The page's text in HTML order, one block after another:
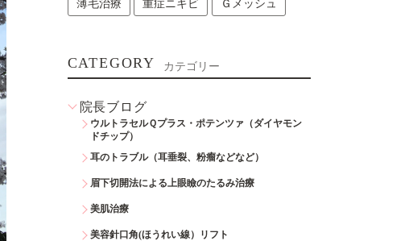
薄毛治療 重症ニキビ Ｇメッシュ
CATEGORY カテゴリー
院長ブログ
ウルトラセルＱプラス・ポテンツァ（ダイヤモン
ドチップ）
耳のトラブル（耳垂裂、粉瘤などなど）
眉下切開法による上眼瞼のたるみ治療
美肌治療
美容針口角(ほうれい線）リフト